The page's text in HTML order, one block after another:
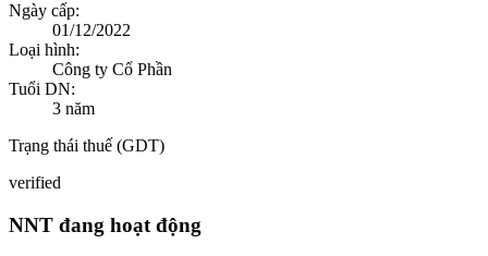
Ngày cấp:
01/12/2022
Loại hình:
Công ty Cổ Phần
Tuổi DN:
3 năm
Trạng thái thuế (GDT)
verified
NNT đang hoạt động